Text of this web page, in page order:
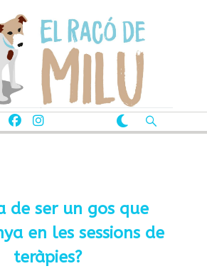
de ser un gos que
en les sessions de
teràpies?